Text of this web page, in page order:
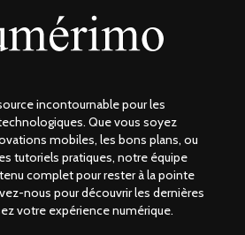
incontournable pour les
Que vous soyez
mobiles, les bons plans, ou
tutoriels pratiques, notre équipe
complet pour rester à la pointe
nous pour découvrir les dernières
votre expérience numérique.